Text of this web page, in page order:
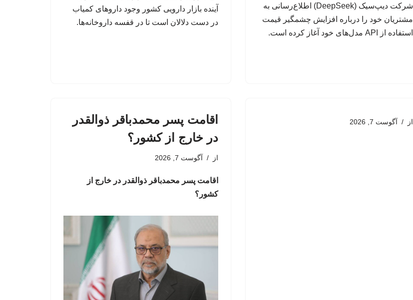
شرکت دیپ‌سیک (DeepSeek) اطلاع‌رسانی به
مشتریان خود را درباره افزایش چشمگیر قیمت
استفاده از API مدل‌های خود آغاز کرده است.
آینده بازار دارویی کشور وجود داروهای کمیاب
در دست دلالان است تا در قفسه داروخانه‌ها.
از آگوست 7, 2026
اقامت پسر محمدباقر ذوالقدر
در خارج از کشور؟
از آگوست 7, 2026
اقامت پسر محمدباقر ذوالقدر در خارج از
کشور؟